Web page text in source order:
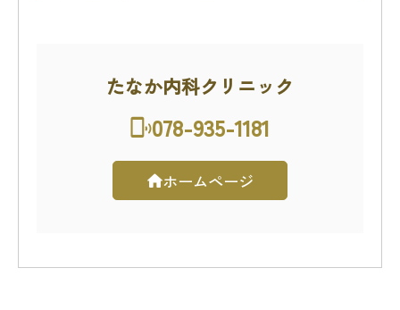
たなか内科クリニック
078-935-1181
ホームページ